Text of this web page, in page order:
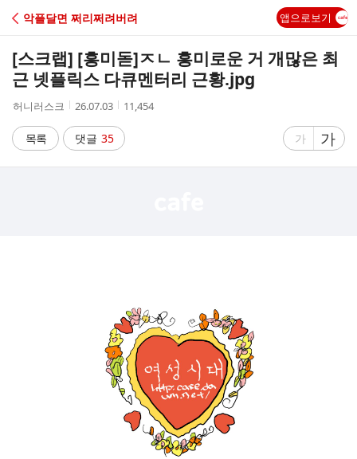
C
A
악플달면 쩌리쩌려버려 앱으로보기
[스크랩] [흥미돋]ㅈㄴ 흥미로운 거 개많은 최
근 넷플릭스 다큐멘터리 근황.jpg
작
자
허니러스크
작
시
간
26.07.03
조
수
11,454
목록 댓글 35
글
가
글
자
가